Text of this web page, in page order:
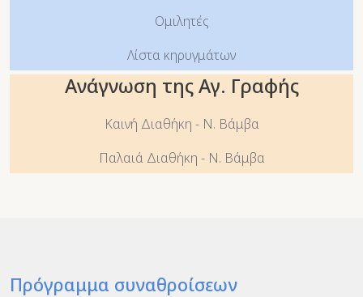
Ομιλητές
Λίστα κηρυγμάτων
Ανάγνωση της Αγ. Γραφής
Καινή Διαθήκη - Ν. Βάμβα
Παλαιά Διαθήκη - Ν. Βάμβα
Πρόγραμμα συναθροίσεων